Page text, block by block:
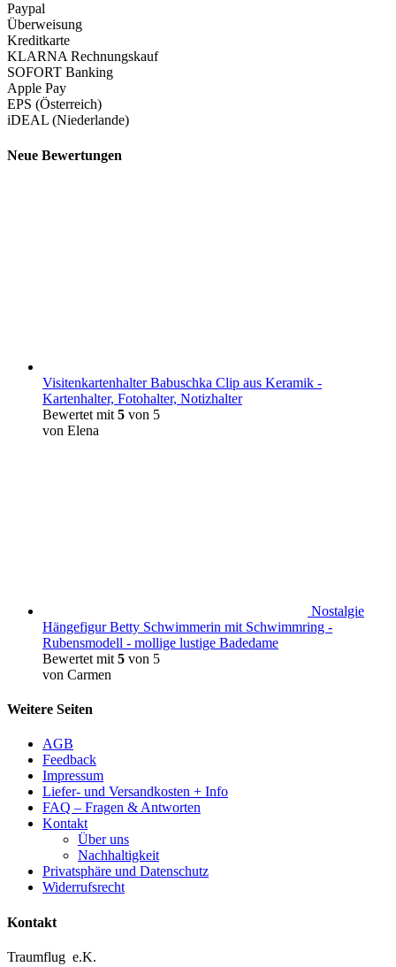
Paypal
Überweisung
Kreditkarte
KLARNA Rechnungskauf
SOFORT Banking
Apple Pay
EPS (Österreich)
iDEAL (Niederlande)
Neue Bewertungen
Visitenkartenhalter Babuschka Clip aus Keramik -
Kartenhalter, Fotohalter, Notizhalter
Bewertet mit 5 von 5
von Elena
Nostalgie
Hängefigur Betty Schwimmerin mit Schwimmring -
Rubensmodell - mollige lustige Badedame
Bewertet mit 5 von 5
von Carmen
Weitere Seiten
AGB
Feedback
Impressum
Liefer- und Versandkosten + Info
FAQ – Fragen & Antworten
Kontakt
Über uns
Nachhaltigkeit
Privatsphäre und Datenschutz
Widerrufsrecht
Kontakt
Traumflug e.K.